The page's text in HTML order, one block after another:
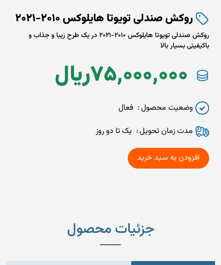
روکش صندلی تویوتا هایلوکس 2010-2021
روکش صندلی تویوتا هایلوکس 2010-2021 در یک طرح زیبا و جذاب و
باکیفیتی بسیار بالا
ريال75,000,000
وضعیت محصول
فعال
مدت زمان تحويل
یک تا دو روز
جزئیات محصول